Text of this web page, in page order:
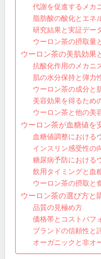
代謝を促進するメカ
脂肪酸の酸化とエネ
研究結果と実証デー
ウーロン茶の摂取量
ウーロン茶の美肌効果
抗酸化作用のメカニ
肌の水分保持と弾力
ウーロン茶の成分と
美容効果を得るため
ウーロン茶と他の美
ウーロン茶が血糖値を
血糖値調整における
インスリン感受性の
糖尿病予防における
飲用タイミングと血
ウーロン茶の摂取と
ウーロン茶の選び方と
品質の見極め方
価格帯とコストパフ
ブランドの信頼性と
オーガニックと非オ